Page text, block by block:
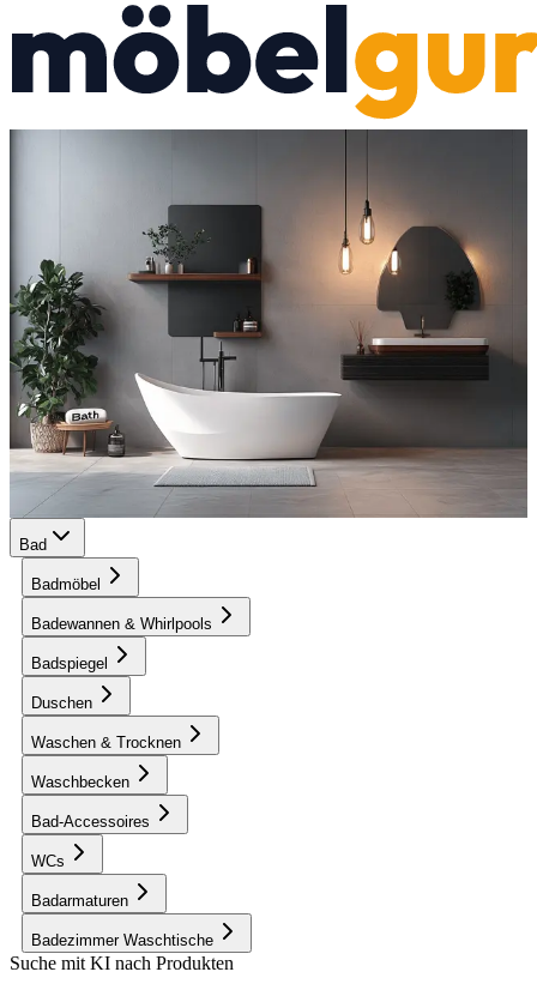
Bad
Badmöbel
Badewannen & Whirlpools
Badspiegel
Duschen
Waschen & Trocknen
Waschbecken
Bad-Accessoires
WCs
Badarmaturen
Badezimmer Waschtische
Suche mit KI nach Produkten